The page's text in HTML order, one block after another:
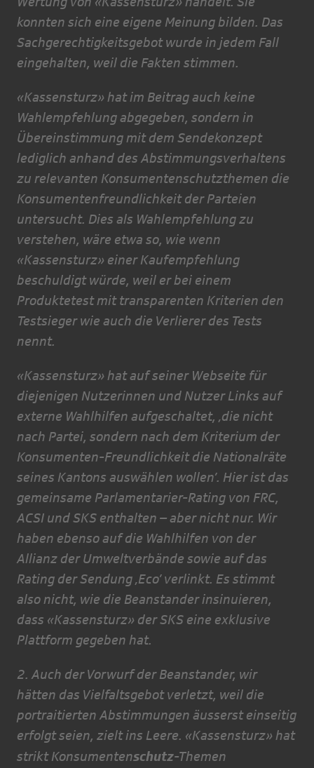
konnten sich eine eigene Meinung bilden. Das
Sachgerechtigkeitsgebot wurde in jedem Fall
eingehalten, weil die Fakten stimmen.
«Kassensturz» hat im Beitrag auch keine
Wahlempfehlung abgegeben, sondern in
Übereinstimmung mit dem Sendekonzept
lediglich anhand des Abstimmungsverhaltens
zu relevanten Konsumentenschutzthemen die
Konsumentenfreundlichkeit der Parteien
untersucht. Dies als Wahlempfehlung zu
verstehen, wäre etwa so, wie wenn
«Kassensturz» einer Kaufempfehlung
beschuldigt würde, weil er bei einem
Produktetest mit transparenten Kriterien den
Testsieger wie auch die Verlierer des Tests
nennt.
«Kassensturz» hat auf seiner Webseite für
diejenigen Nutzerinnen und Nutzer Links auf
externe Wahlhilfen aufgeschaltet, ‚die nicht
nach Partei, sondern nach dem Kriterium der
Konsumenten-Freundlichkeit die Nationalräte
seines Kantons auswählen wollen’. Hier ist das
gemeinsame Parlamentarier-Rating von FRC,
ACSI und SKS enthalten – aber nicht nur. Wir
haben ebenso auf die Wahlhilfen von der
Allianz der Umweltverbände sowie auf das
Rating der Sendung ‚Eco’ verlinkt. Es stimmt
also nicht, wie die Beanstander insinuieren,
dass «Kassensturz» der SKS eine exklusive
Plattform gegeben hat.
2. Auch der Vorwurf der Beanstander, wir
hätten das Vielfaltsgebot verletzt, weil die
portraitierten Abstimmungen äusserst einseitig
erfolgt seien, zielt ins Leere. «Kassensturz» hat
strikt Konsumentenschutz-Themen